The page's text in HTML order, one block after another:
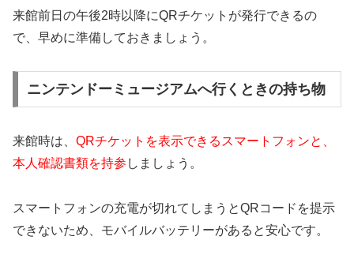
来館前日の午後2時以降にQRチケットが発行できるの
で、早めに準備しておきましょう。
ニンテンドーミュージアムへ行くときの持ち物
来館時は、 QRチケットを表示できるスマートフォンと、
本人確認書類を持参 しましょう。
スマートフォンの充電が切れてしまうとQRコードを提示
できないため、モバイルバッテリーがあると安心です。